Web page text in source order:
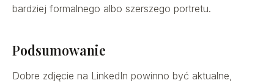
bardziej formalnego albo szerszego portretu.
Podsumowanie
Dobre zdjęcie na LinkedIn powinno być aktualne,